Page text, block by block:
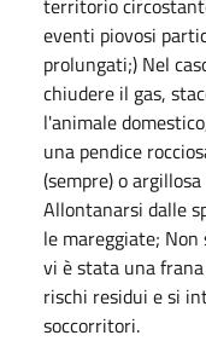
territorio
eventi piovosi
prolungati;) Nel
chiudere il gas,
l'animale
una pendice
(sempre) o
Allontanarsi dalle
le mareggiate;
vi è stata una
rischi residui e si
soccorritori.